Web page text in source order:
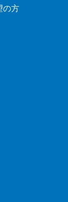
の方